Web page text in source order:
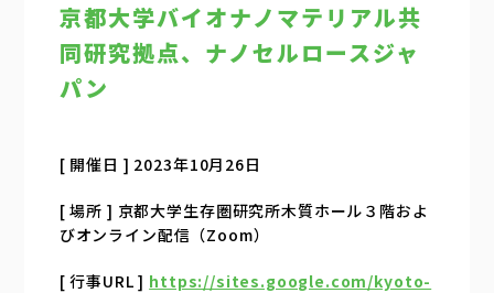
京都大学バイオナノマテリアル共
同研究拠点、ナノセルロースジャ
パン
[ 開催日 ] 2023年10月26日
[ 場所 ] 京都大学生存圏研究所木質ホール３階およ
びオンライン配信（Zoom）
[ 行事URL ] https://sites.google.com/kyoto-